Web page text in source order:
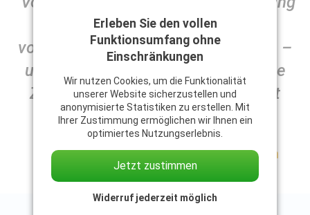
ein Kraftakt. Heute dauert ein
vollständiger Durchlauf nur Minuten –
und wir haben jederzeit verlässliche
Zahlen. Die Akzeptanz im Haus ist
enorm gestiegen."
Norbert Kainc
Leitung Controlling beim Wiener Roten
Erleben Sie den vollen
Funktionsumfang ohne
Einschränkungen
Wir nutzen Cookies, um die Funktionalität
unserer Website sicherzustellen und
anonymisierte Statistiken zu erstellen. Mit
Ihrer Zustimmung ermöglichen wir Ihnen ein
optimiertes Nutzungserlebnis.
Jetzt zustimmen
Widerruf jederzeit möglich